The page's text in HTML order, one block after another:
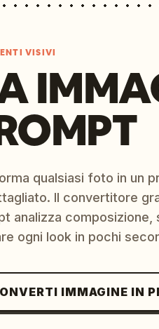
VISIVI
qualsiasi foto in un
Il convertitore
analizza composizione,
ogni look in pochi
IMMAGINE IN